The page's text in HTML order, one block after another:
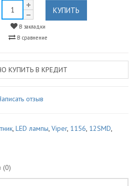
КУПИТЬ
В закладки
В сравнение
КУПИТЬ В КРЕДИТ
отзыв
, LED лампы, Viper, 1156, 12SMD,
(0)